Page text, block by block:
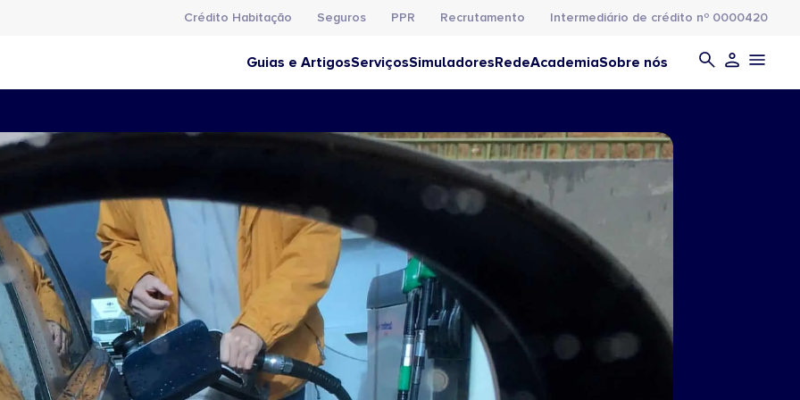
Crédito Habitação Seguros PPR Recrutamento Intermediário de crédito nº 0000420
Guias e ArtigosServiçosSimuladoresRedeAcademiaSobre nós